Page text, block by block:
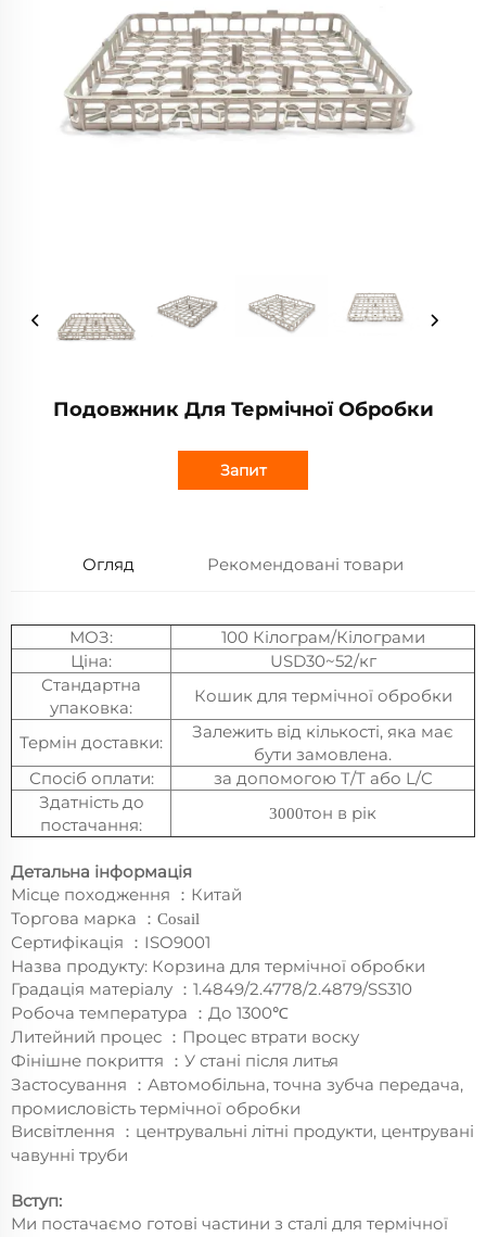
Подовжник Для Термічної Обробки
Запит
Огляд Рекомендовані товари
МОЗ:
100 Кілограм/Кілограми
Ціна:
USD30~52/кг
Стандартна
упаковка:
Кошик для термічної обробки
Термін доставки:
Залежить від кількості, яка має
бути замовлена.
Спосіб оплати:
за допомогою T/T або L/C
Здатність до
постачання:
3000тон в рік
Детальна інформація
Місце походження
： Китай
Торгова марка
： Cosail
Сертифікація ： ISO9001
Назва продукту: Корзина для термічної обробки
Градація матеріалу
： 1.4849/2.4778/2.4879/SS310
Робоча температура
： До 1300℃
Литейний процес
： Процес втрати воску
Фінішне покриття
： У стані після литья
Застосування
： Автомобільна, точна зубча передача,
промисловість термічної обробки
Висвітлення
： центрувальні літні продукти, центрувані
чавунні труби
Вступ:
Ми постачаємо готові частини з сталі для термічної